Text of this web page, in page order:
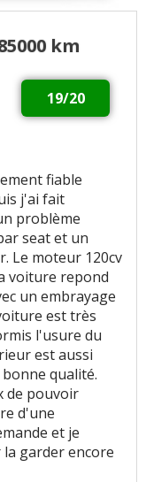
km
19/20
fiable
j'ai fait
problème
seat et un
Le moteur 120cv
voiture repond
un embrayage
est très
l'usure du
est aussi
qualité.
de pouvoir
d'une
et je
garder encore